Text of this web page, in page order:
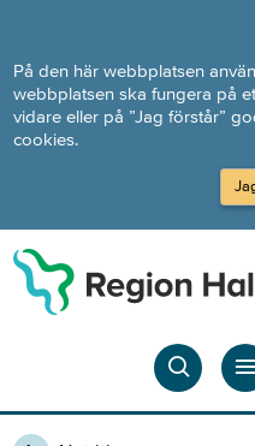
På den här webbplatsen
webbplatsen ska fungera på
vidare eller på ”Jag förstår”
cookies.